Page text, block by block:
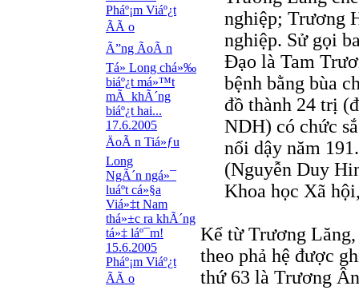
Pháº¡m Viáº¿t
ÃÃ o
Ã”ng ÃoÃ n
Tá»­ Long chá»‰
biáº¿t má»™t
mÃ khÃ´ng
biáº¿t hai...
17.6.2005
ÄoÃ n Tiá»ƒu
Long
NgÃ´n ngá»¯
luáº­t cá»§a
Viá»‡t Nam
thá»±c ra khÃ´ng
tá»‡ láº¯m!
15.6.2005
Pháº¡m Viáº¿t
ÃÃ o
nghiệp; Trương
nghiệp. Sử gọi
Ðạo là Tam
bệnh bằng bùa
đồ thành 24 trị
NDH) có chức
nổi dậy năm
(Nguyễn Duy
Khoa học Xã
Kể từ Trương
theo phả hệ được
thứ 63 là Trương